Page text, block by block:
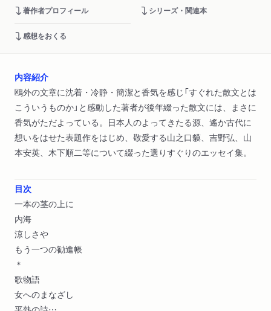
著作者プロフィール シリーズ・関連本
感想をおくる
内容紹介
鴎外の文章に沈着・冷静・簡潔と香気を感じ「すぐれた散文とは
こういうものか」と感動した著者が後年綴った散文には、まさに
香気がただよっている。日本人のよってきたる源、遙か古代に
想いをはせた表題作をはじめ、敬愛する山之口貘、吉野弘、山
本安英、木下順二等について綴った選りすぐりのエッセイ集。
目次
一本の茎の上に
内海
涼しさや
もう一つの勧進帳
＊
歌物語
女へのまなざし